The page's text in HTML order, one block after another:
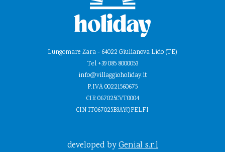
Lungomare Zara - 64022 Giulianova Lido (TE)
Tel +39 085 8000053
info@villaggioholiday.it
P.IVA 00221560675
CIR 067025CVT0004
CIN IT067025B3AYQPELFI
developed byGenial s.r.l